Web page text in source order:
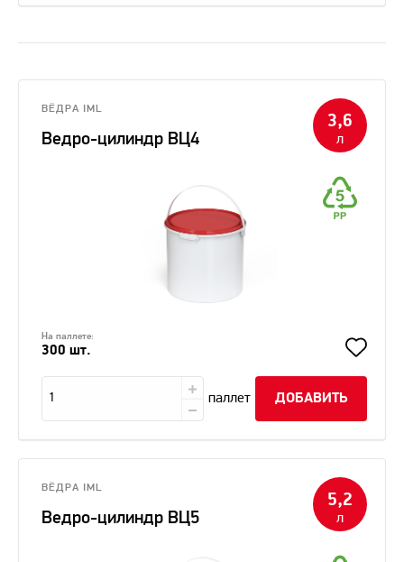
3,6
л
ВЁДРА IML
Ведро-цилиндр ВЦ4
На паллете:
300 шт.
паллет ДОБАВИТЬ
5,2
л
ВЁДРА IML
Ведро-цилиндр ВЦ5